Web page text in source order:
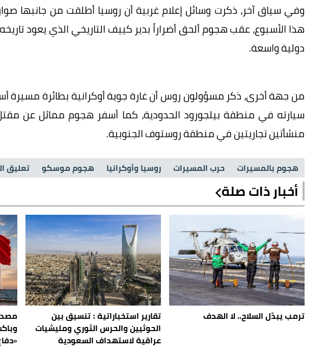
وفي سياق آخر، ذكرت وسائل إعلام غربية أن روسيا أطلقت من جانبها
هذا الأسبوع، عقب هجوم ألحق أضراراً بدير كييف التاريخي الذي يعود تاريخه
دولية واسعة.
من جهة أخرى، ذكر مسؤولون روس أن غارة جوية أوكرانية بطائرة مسيرة
سيارته في منطقة بيلجورود الحدودية، كما أسفر هجوم مماثل عن
منشأتين تجاريتين في منطقة روستوف الجنوبية.
هجوم بالمسيرات حرب المسيرات روسيا وأوكرانيا هجوم موسكو تعليق
أخبار ذات صلة
ترمب يبدّل السلاح.. لا الهدف
تقارير استخباراتية : تنسيق بين
الحوثيين والحرس الثوري ومليشيات
عراقية لاستهداف السعودية